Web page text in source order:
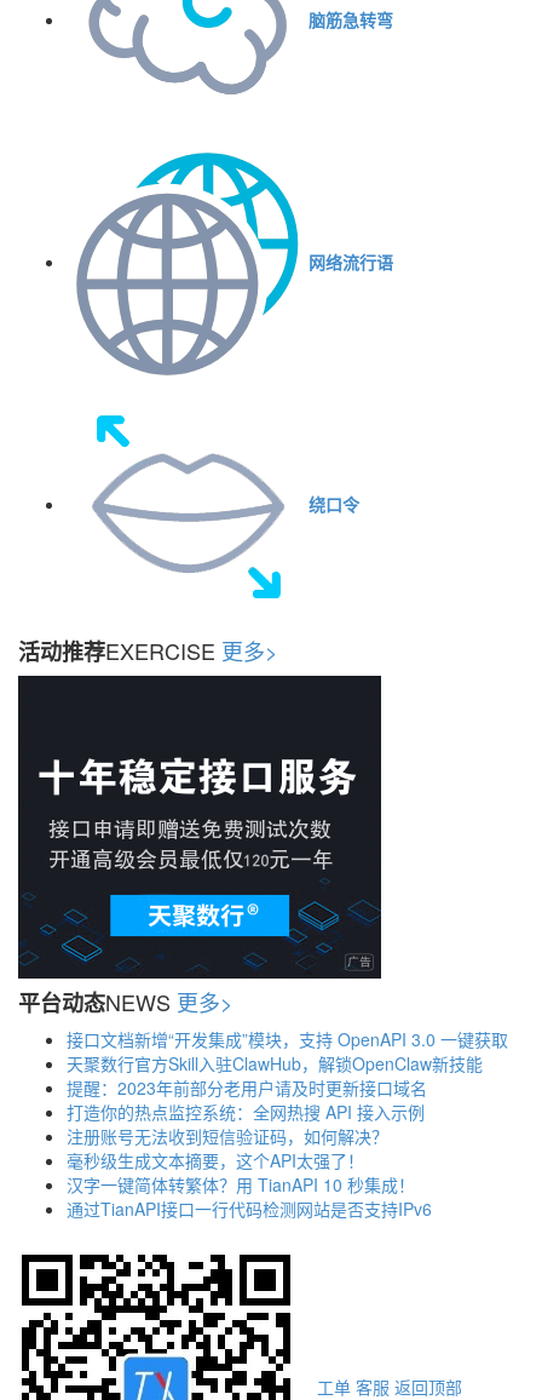
脑筋急转弯
网络流行语
绕口令
活动推荐EXERCISE 更多>
平台动态NEWS 更多>
接口文档新增“开发集成”模块，支持 OpenAPI 3.0 一键获取
天聚数行官方Skill入驻ClawHub，解锁OpenClaw新技能
提醒：2023年前部分老用户请及时更新接口域名
打造你的热点监控系统：全网热搜 API 接入示例
注册账号无法收到短信验证码，如何解决？
毫秒级生成文本摘要，这个API太强了！
汉字一键简体转繁体？用 TianAPI 10 秒集成！
通过TianAPI接口一行代码检测网站是否支持IPv6
工单 客服 返回顶部